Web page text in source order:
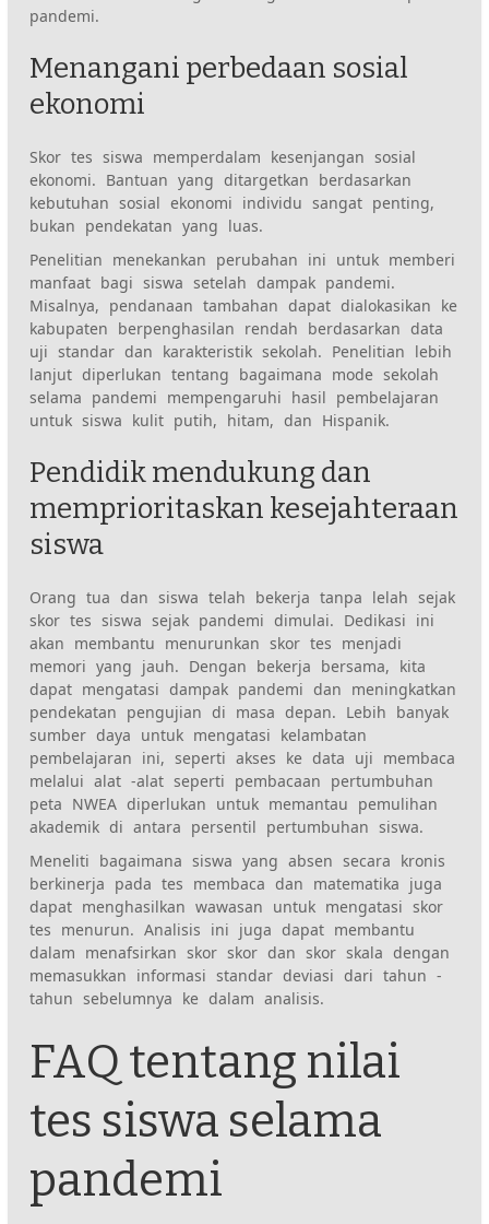
pandemi.
Menangani perbedaan sosial
ekonomi
Skor tes siswa memperdalam kesenjangan sosial
ekonomi. Bantuan yang ditargetkan berdasarkan
kebutuhan sosial ekonomi individu sangat penting,
bukan pendekatan yang luas.
Penelitian menekankan perubahan ini untuk memberi
manfaat bagi siswa setelah dampak pandemi.
Misalnya, pendanaan tambahan dapat dialokasikan ke
kabupaten berpenghasilan rendah berdasarkan data
uji standar dan karakteristik sekolah. Penelitian lebih
lanjut diperlukan tentang bagaimana mode sekolah
selama pandemi mempengaruhi hasil pembelajaran
untuk siswa kulit putih, hitam, dan Hispanik.
Pendidik mendukung dan
memprioritaskan kesejahteraan
siswa
Orang tua dan siswa telah bekerja tanpa lelah sejak
skor tes siswa sejak pandemi dimulai. Dedikasi ini
akan membantu menurunkan skor tes menjadi
memori yang jauh. Dengan bekerja bersama, kita
dapat mengatasi dampak pandemi dan meningkatkan
pendekatan pengujian di masa depan. Lebih banyak
sumber daya untuk mengatasi kelambatan
pembelajaran ini, seperti akses ke data uji membaca
melalui alat -alat seperti pembacaan pertumbuhan
peta NWEA diperlukan untuk memantau pemulihan
akademik di antara persentil pertumbuhan siswa.
Meneliti bagaimana siswa yang absen secara kronis
berkinerja pada tes membaca dan matematika juga
dapat menghasilkan wawasan untuk mengatasi skor
tes menurun. Analisis ini juga dapat membantu
dalam menafsirkan skor skor dan skor skala dengan
memasukkan informasi standar deviasi dari tahun -
tahun sebelumnya ke dalam analisis.
FAQ tentang nilai
tes siswa selama
pandemi